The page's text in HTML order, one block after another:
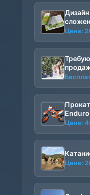
Цена:
Enduro
Цена:
Цена: